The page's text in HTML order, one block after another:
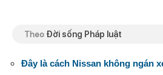
Theo Đời sống Pháp luật
Đây là cách Nissan không ngán